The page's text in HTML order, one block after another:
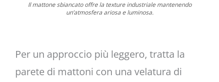
Il mattone sbiancato offre la texture industriale mantenendo
un’atmosfera ariosa e luminosa.
Per un approccio più leggero, tratta la
parete di mattoni con una velatura di